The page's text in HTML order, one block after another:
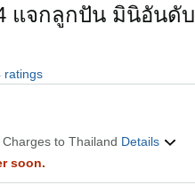
แจกลูกปัน มินิอันดั
ratings
to Thailand Details
soon.